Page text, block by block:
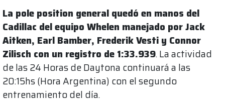
La pole position general quedó en manos del
Cadillac del equipo Whelen manejado por Jack
Aitken, Earl Bamber, Frederik Vesti y Connor
Zilisch con un registro de 1:33.939. La actividad
de las 24 Horas de Daytona continuará a las
20:15hs (Hora Argentina) con el segundo
entrenamiento del día.